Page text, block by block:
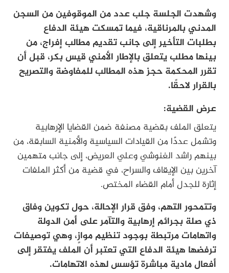
وشهدت الجلسة جلب عدد من الموقوفين من السجن
المدني بالمرناقية، فيما تمسكت هيئة الدفاع
بطلبات التأخير إلى جانب تقديم مطالب إفراج، من
بينها مطلب يتعلق بالإطار الأمني قيس بكر، قبل أن
تقرر المحكمة حجز هذه المطالب للمفاوضة والتصريح
بالقرار لاحقًا.
عرض القضية:
يتعلق الملف بقضية مصنفة ضمن القضايا الإرهابية
وتشمل عددًا من القيادات السياسية والأمنية السابقة، من
بينهم راشد الغنوشي وعلي العريض، إلى جانب متهمين
آخرين بين الإيقاف والسراح، في قضية من أكثر الملفات
إثارة للجدل أمام القضاء المختص.
وتتمحور التهم، وفق قرار الإحالة، حول تكوين وفاق
ذي صلة بجرائم إرهابية والتآمر على أمن الدولة
واتهامات مرتبطة بوجود تنظيم موازٍ، وهي توصيفات
ترفضها هيئة الدفاع التي تعتبر أن الملف يفتقر إلى
أفعال مادية مباشرة تؤسس لهذه الاتهامات.